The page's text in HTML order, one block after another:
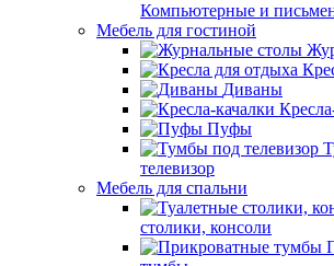
Компьютерные и
Мебель для гостиной
Диваны
Пуфы
телевизор
Мебель для спальни
столики, консоли